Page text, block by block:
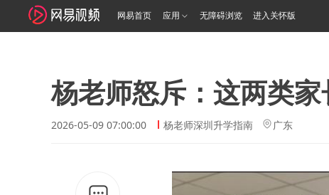
网易首页 应用 无障碍浏览 进入关怀版
杨老师怒斥：这两类
2026-05-09 07:00:00 杨老师深圳升学指南 广东